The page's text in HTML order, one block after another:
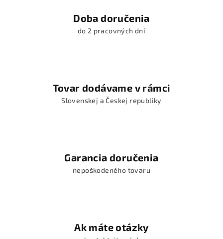
Doba doručenia
do 2 pracovných dní
Tovar dodávame v rámci
Slovenskej a Českej republiky
Garancia doručenia
nepoškodeného tovaru
Ak máte otázky